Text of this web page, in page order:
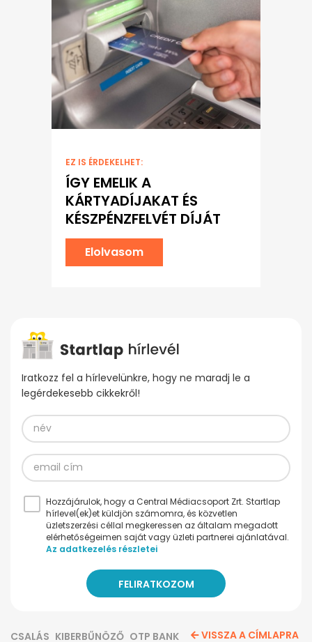
EZ IS ÉRDEKELHET:
ÍGY EMELIK A
KÁRTYADÍJAKAT ÉS
KÉSZPÉNZFELVÉT DÍJÁT
Elolvasom
Iratkozz fel a hírlevelünkre, hogy ne maradj le a
legérdekesebb cikkekről!
Hozzájárulok, hogy a Central Médiacsoport Zrt. Startlap
hírlevel(ek)et küldjön számomra, és közvetlen
üzletszerzési céllal megkeressen az általam megadott
elérhetőségeimen saját vagy üzleti partnerei ajánlatával.
Az adatkezelés részletei
CSALÁS KIBERBŰNÖZŐ OTP BANK VISSZA A CÍMLAPRA